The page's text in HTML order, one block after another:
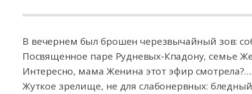
В вечернем был брошен черезвычайный зов:
Посвященное паре Рудневых-Кпадону, семье
Интересно, мама Женина этот эфир смотрела?…
Жуткое зрелище, не для слабонервных: